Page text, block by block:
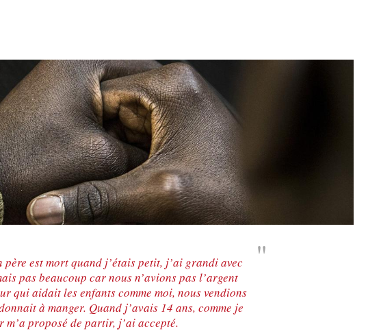
est mort quand j’étais petit, j’ai grandi avec
pas beaucoup car nous n’avions pas l’argent
qui aidait les enfants comme moi, nous vendions
à manger. Quand j’avais 14 ans, comme je
proposé de partir, j’ai accepté.